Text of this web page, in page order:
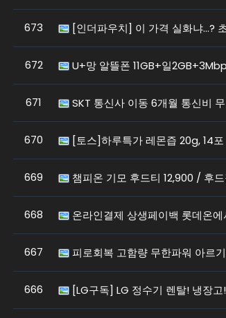
673 [인더파우치] 이 가격 실화냐…?
672 U+망 알뜰폰 11GB+일
671 SKT 통신사 이동 6개월 통신비
670 [토스]하루특가 레몬즙 20g, 14
669 챔피온 기모 후드티 12,900 / 후드
668 온라인결제 상생페이백 롯데온
667 피로회복 고함량 무한파워 아르
666 [LG구독] LG 정수기 렌탈! 냉장고